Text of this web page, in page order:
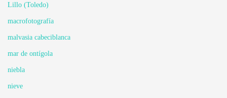
Lillo (Toledo)
macrofotografía
malvasia cabeciblanca
mar de ontígola
niebla
nieve